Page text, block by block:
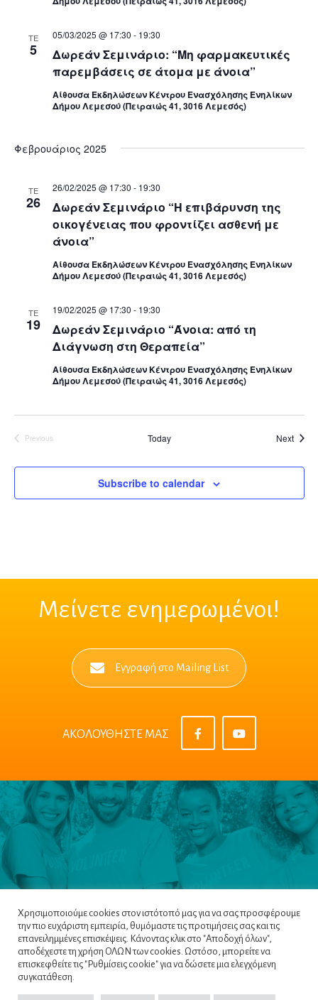
ΤΕ
5
Δωρεάν Σεμινάριο: “Μη φαρμακευτικές
παρεμβάσεις σε άτομα με άνοια”
05/03/2025 @ 17:30 - 19:30
Αίθουσα Εκδηλώσεων Κέντρου Ενασχόλησης Ενηλίκων
Δήμου Λεμεσού (Πειραιώς 41, 3016 Λεμεσός)
Φεβρουάριος 2025
ΤΕ
26
Δωρεάν Σεμινάριο “Η επιβάρυνση της
οικογένειας που φροντίζει ασθενή με
άνοια”
26/02/2025 @ 17:30 - 19:30
Αίθουσα Εκδηλώσεων Κέντρου Ενασχόλησης Ενηλίκων
Δήμου Λεμεσού (Πειραιώς 41, 3016 Λεμεσός)
ΤΕ
19
Δωρεάν Σεμινάριο “Άνοια: από τη
Διάγνωση στη Θεραπεία”
19/02/2025 @ 17:30 - 19:30
Αίθουσα Εκδηλώσεων Κέντρου Ενασχόλησης Ενηλίκων
Δήμου Λεμεσού (Πειραιώς 41, 3016 Λεμεσός)
Previous
Today Next
Subscribe to calendar
Μείνετε ενημερωμένοι!
Εγγραφή στο Mailing List
ΑΚΟΛΟΥΘΗΣΤΕ ΜΑΣ
Πλοηγός|Πολιτική Απορρήτου|Όροι &
Χρησιμοποιούμε cookies στον ιστότοπό μας για να σας προσφέρουμε
την πιο ευχάριστη εμπειρία, θυμόμαστε τις προτιμήσεις σας και τις
επανειλημμένες επισκέψεις. Κάνοντας κλικ στο "Αποδοχή όλων",
αποδέχεστε τη χρήση ΟΛΩΝ των cookies. Ωστόσο, μπορείτε να
επισκεφθείτε τις "Ρυθμίσεις cookie" για να δώσετε μια ελεγχόμενη
συγκατάθεση.